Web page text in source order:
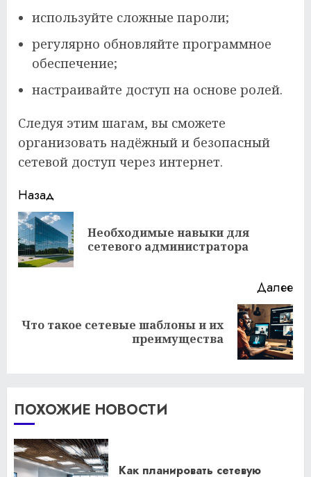
используйте сложные пароли;
регулярно обновляйте программное
обеспечение;
настраивайте доступ на основе ролей.
Следуя этим шагам, вы сможете
организовать надёжный и безопасный
сетевой доступ через интернет.
Продолжить
чтение
Назад
Необходимые навыки для
сетевого администратора
Далее
Следующая
Что такое сетевые шаблоны и их
преимущества
ПОХОЖИЕ НОВОСТИ
Как планировать сетевую